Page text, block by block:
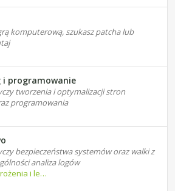
komputerową, szukasz patcha lub
i programowanie
tworzenia i optymalizacji stron
programowania
bezpieczeństwa systemów oraz walki z
analiza logów
Zagrożenia i leczenie